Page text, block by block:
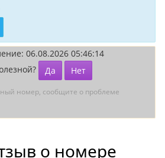
06.08.2026 05:46:14
Да Нет
номер, сообщите о проблеме
о номере